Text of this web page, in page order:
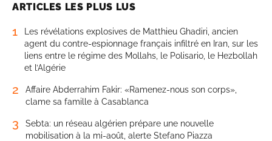
ARTICLES LES PLUS LUS
1
Les révélations explosives de Matthieu Ghadiri, ancien
agent du contre-espionnage français infiltré en Iran, sur les
liens entre le régime des Mollahs, le Polisario, le Hezbollah
et l’Algérie
2
Affaire Abderrahim Fakir: «Ramenez-nous son corps»,
clame sa famille à Casablanca
3
Sebta: un réseau algérien prépare une nouvelle
mobilisation à la mi-août, alerte Stefano Piazza